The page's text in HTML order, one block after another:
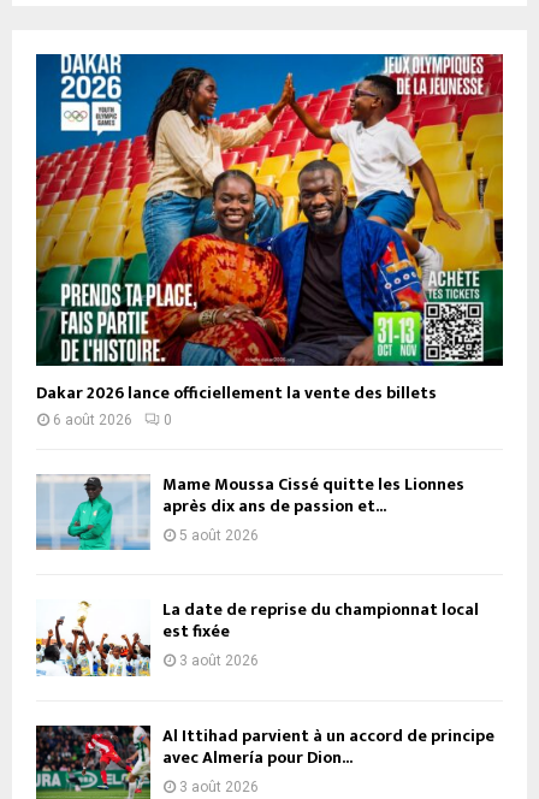
Dakar 2026 lance officiellement la vente des billets
6 août 2026 0
Mame Moussa Cissé quitte les Lionnes
après dix ans de passion et...
5 août 2026
La date de reprise du championnat local
est fixée
3 août 2026
Al Ittihad parvient à un accord de principe
avec Almería pour Dion...
3 août 2026